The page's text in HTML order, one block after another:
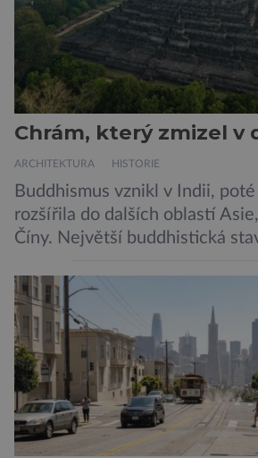
Chrám, který zmizel v
ARCHITEKTURA HISTORIE
Buddhismus vznikl v Indii,
rozšířila do dalších oblastí
Číny. Největší buddhistická
impéria. Nalezneme jej na
ostrově, který patří Indonésii
zvaný Borobudur vznikl někdy
Historici odhadují, že práce na